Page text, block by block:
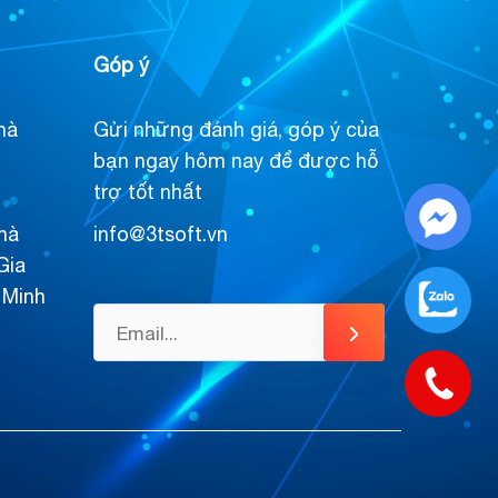
Góp ý
Gửi những đánh giá, góp ý của
bạn ngay hôm nay để được hỗ
trợ tốt nhất
info@3tsoft.vn